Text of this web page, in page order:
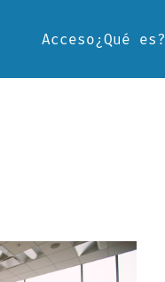
Acceso¿Qué es?